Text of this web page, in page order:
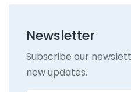
Newsletter
Subscribe our
new updates.